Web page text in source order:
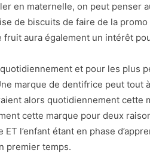
en maternelle, on peut penser
de biscuits de faire de la
aura également un intérêt
et pour les plus
marque de dentifrice peut tout
alors quotidiennement cette
cette marque pour deux
ET l’enfant étant en phase
premier temps.